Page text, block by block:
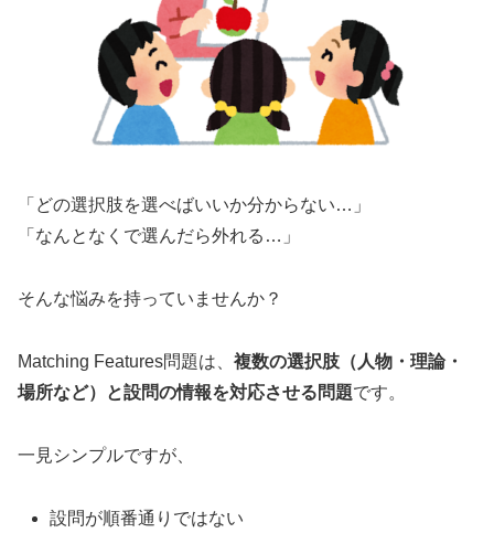
「どの選択肢を選べばいいか分からない…」
「なんとなくで選んだら外れる…」
そんな悩みを持っていませんか？
Matching Features問題は、 複数の選択肢（人物・理論・
場所など）と設問の情報を対応させる問題です。
一見シンプルですが、
設問が順番通りではない